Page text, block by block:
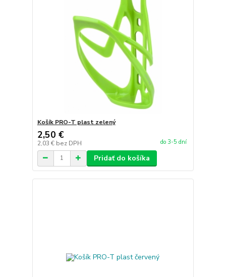
Košík PRO-T plast zelený
2,50 €
2,03 € bez DPH do 3-5 dní
Pridať do košíka